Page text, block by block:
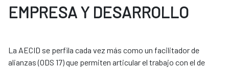
EMPRESA Y DESARROLLO
La AECID se perfila cada vez más como un facilitador de
alianzas (ODS 17) que permiten articular el trabajo con el de